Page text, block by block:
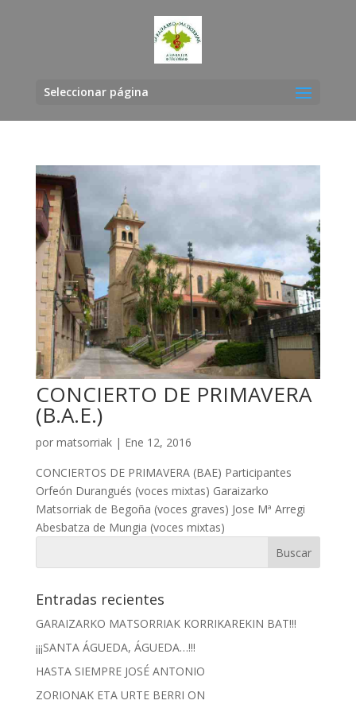
Seleccionar página
CONCIERTO DE PRIMAVERA
(B.A.E.)
por matsorriak| Ene 12, 2016
CONCIERTOS DE PRIMAVERA (BAE) Participantes
Orfeón Durangués (voces mixtas) Garaizarko
Matsorriak de Begoña (voces graves) Jose Mª Arregi
Abesbatza de Mungia (voces mixtas)
Entradas recientes
GARAIZARKO MATSORRIAK KORRIKAREKIN BAT!!!
¡¡¡SANTA ÁGUEDA, ÁGUEDA…!!!
HASTA SIEMPRE JOSÉ ANTONIO
ZORIONAK ETA URTE BERRI ON